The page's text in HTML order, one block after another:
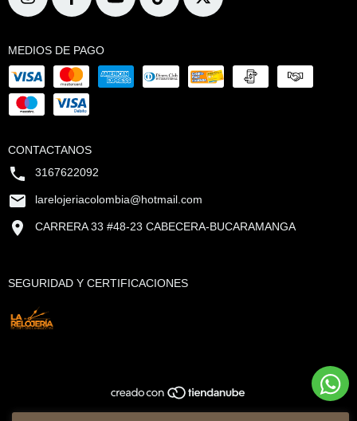
MEDIOS DE PAGO
CONTACTANOS
3167622092
larelojeriacolombia@hotmail.com
CARRERA 33 #48-23 CABECERA-BUCARAMANGA
SEGURIDAD Y CERTIFICACIONES